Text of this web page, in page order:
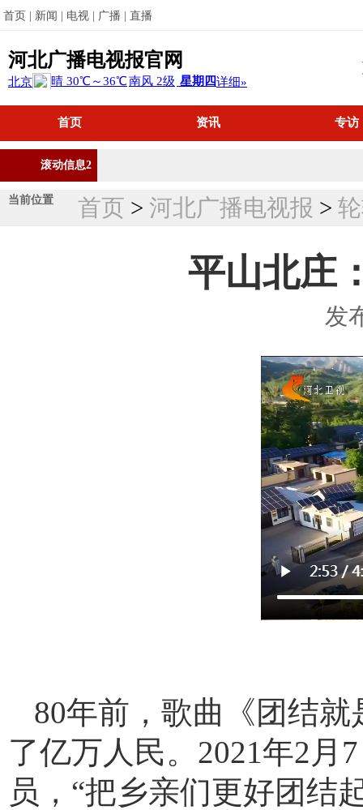
首页 | 新闻 | 电视 | 广播 | 直播
河北广播电视报官网
首页 资讯 专访
滚动信息2
当前位置 首页 > 河北广播电视报 >
平山北庄
发
80年前，歌曲《团结
了亿万人民。2021年2月
员，“把乡亲们更好团结